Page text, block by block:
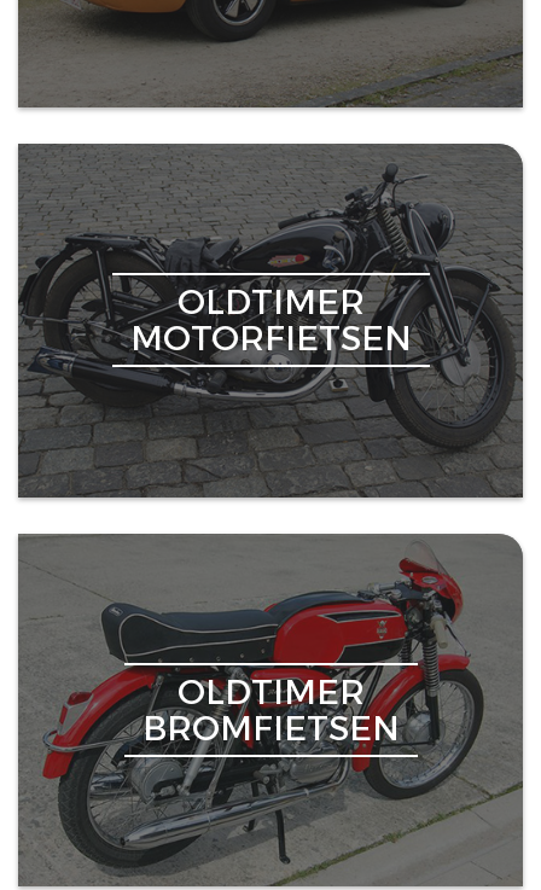
OLDTIMER
MOTORFIETSEN
OLDTIMER
BROMFIETSEN